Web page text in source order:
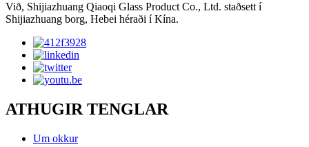
Við, Shijiazhuang Qiaoqi Glass Product Co., Ltd. staðsett í
Shijiazhuang borg, Hebei héraði í Kína.
ATHUGIR TENGLAR
Um okkur